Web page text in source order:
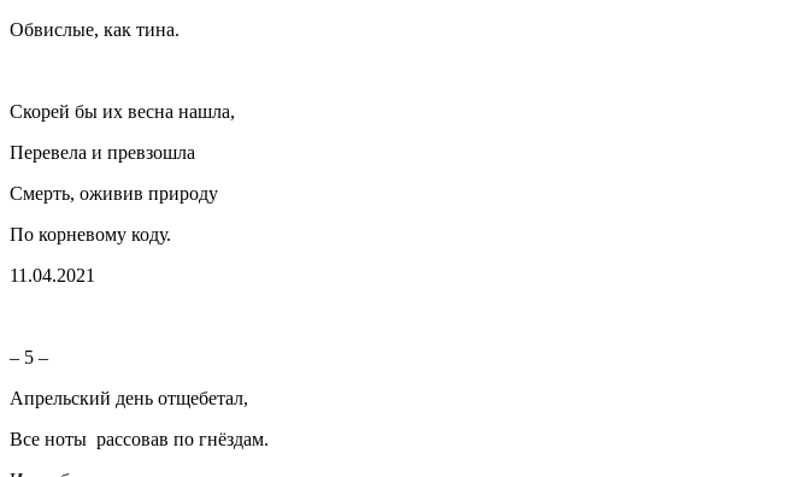
Обвислые, как тина.
Скорей бы их весна нашла,
Перевела и превзошла
Смерть, оживив природу
По корневому коду.
11.04.2021
– 5 –
Апрельский день отщебетал,
Все ноты рассовав по гнёздам.